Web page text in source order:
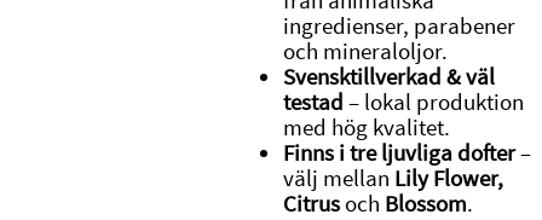
ingredienser, parabener
och mineraloljor.
Svensktillverkad & väl
testad – lokal produktion
med hög kvalitet.
Finns i tre ljuvliga dofter–
välj mellan Lily Flower,
Citrusoch Blossom.